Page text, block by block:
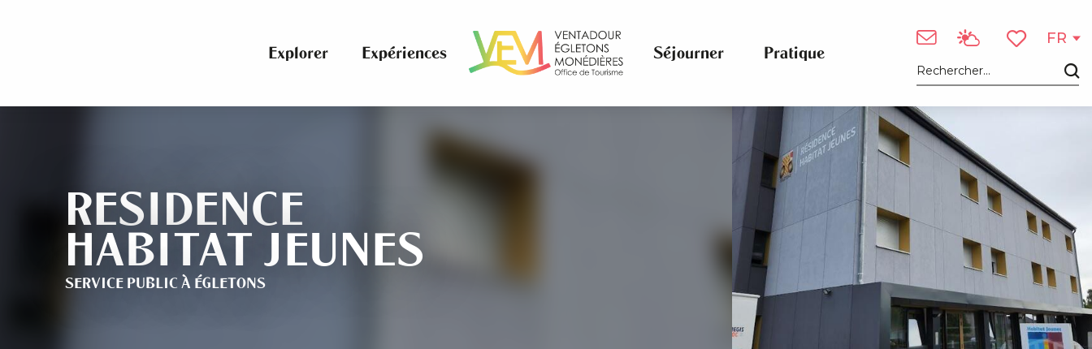
Recherche
FR
Explorer
Expériences Séjourner Pratique
RESIDENCE
HABITAT JEUNES
SERVICE PUBLIC À ÉGLETONS